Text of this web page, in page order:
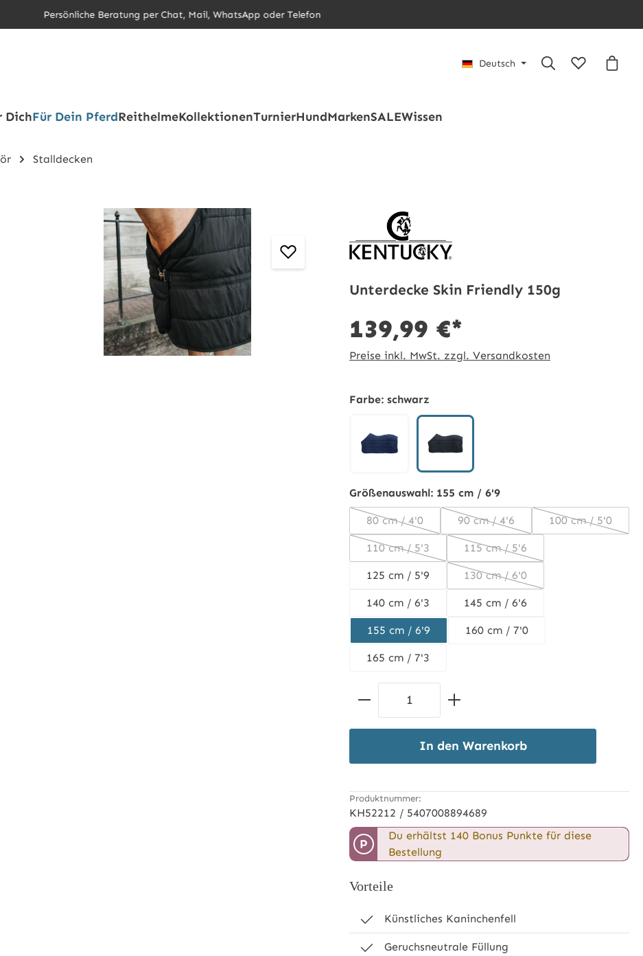
Persönliche Beratung per Chat, Mail, WhatsApp oder Telefon
Deutsch
Du hast 0
DichFür Dein PferdReithelmeKollektionenTurnierHundMarkenSALEWissen
Stalldecken
Unterdecke Skin Friendly 150g
139,99 €*
Preise inkl. MwSt. zzgl. Versandkosten
Farbe: schwarz
Größenauswahl: 155 cm / 6'9
80 cm / 4'0
(Diese Option ist zurzeit nicht verfügbar.)
90 cm / 4'6
(Diese Option ist zurzeit nicht
100 cm / 5'0
(Diese
110 cm / 5'3
(Diese Option ist zurzeit nicht verfügbar.)
115 cm / 5'6
(Diese Option ist zurzeit nicht
125 cm / 5'9 130 cm / 6'0
(Diese Option ist zurzeit nicht
140 cm / 6'3 145 cm / 6'6
155 cm / 6'9 160 cm / 7'0
165 cm / 7'3
Produkt Anzahl: Gib den
In den Warenkorb
Produktnummer:
KH52212 / 5407008894689
P
Du erhältst 140 Bonus Punkte für diese
Bestellung
Vorteile
Künstliches Kaninchenfell
Geruchsneutrale Füllung